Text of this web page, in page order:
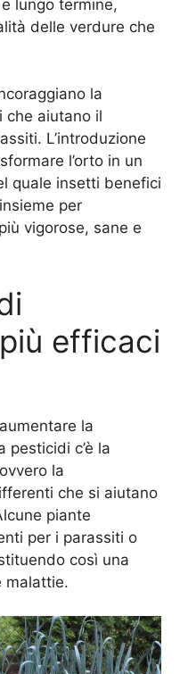
lungo termine,
delle verdure che
la
che aiutano il
L’introduzione
l’orto in un
quale insetti benefici
per
vigorose, sane e
efficaci
la
pesticidi c’è la
la
che si aiutano
piante
per i parassiti o
così una
malattie.